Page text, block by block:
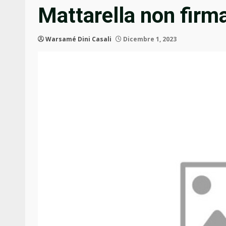
Mattarella non
Warsamé Dini Casali Dicembre 1, 2023